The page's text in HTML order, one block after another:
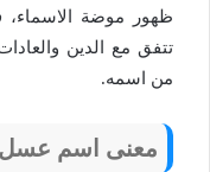
ظهور موضة الاسماء،
تتفق مع الدين
من اسمه.
معنى اسم عسل